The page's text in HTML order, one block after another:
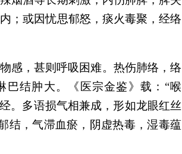
；或因忧思郁怒，痰火毒聚，经络
感，甚则呼吸困难。热伤肺络，络
结肿大。《医宗金鉴》载： “喉
。多语损气相兼成，形如龙眼红丝
结，气滞血瘀，阴虚热毒，湿毒蕴